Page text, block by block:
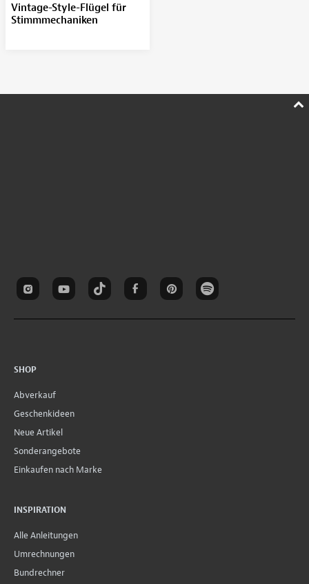
Vintage-Style-Flügel für
Stimmmechaniken
SHOP
Abverkauf
Geschenkideen
Neue Artikel
Sonderangebote
Einkaufen nach Marke
INSPIRATION
Alle Anleitungen
Umrechnungen
Bundrechner